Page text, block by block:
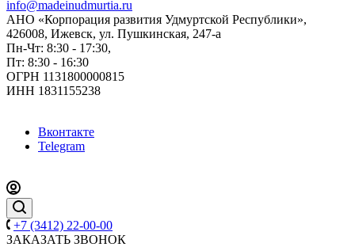
info@madeinudmurtia.ru
АНО «Корпорация развития Удмуртской Республики»,
426008, Ижевск, ул. Пушкинская, 247-а
Пн-Чт: 8:30 - 17:30,
Пт: 8:30 - 16:30
ОГРН 1131800000815
ИНН 1831155238
Вконтакте
Telegram
+7 (3412) 22-00-00
ЗАКАЗАТЬ ЗВОНОК